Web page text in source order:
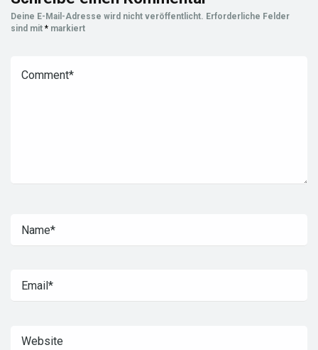
Deine E-Mail-Adresse wird nicht veröffentlicht. Erforderliche Felder
sind mit * markiert